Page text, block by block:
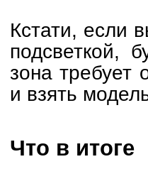
Кстати, если
подсветкой,
зона требует
и взять
Что в итоге